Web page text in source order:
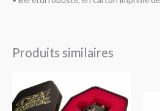
Produits similaires